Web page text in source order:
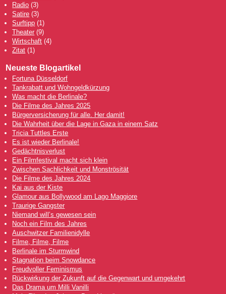
Radio (3)
Satire (3)
Surftipp (1)
Theater (9)
Wirtschaft (4)
Zitat (1)
Neueste Blogartikel
Fortuna Düsseldorf
Tankrabatt und Wohngeldkürzung
Was macht die Berlinale?
Die Filme des Jahres 2025
Bürgerversicherung für alle. Her damit!
Die Wahrheit über die Lage in Gaza in einem Satz
Tricia Tuttles Erste
Es ist wieder Berlinale!
Gedächtnisverlust
Ein Filmfestival macht sich klein
Zwischen Sachlichkeit und Monströsität
Die Filme des Jahres 2024
Kai aus der Kiste
Glamour aus Bollywood am Lago Maggiore
Traurige Gangster
Niemand will’s gewesen sein
Noch ein Film des Jahres
Auschwitzer Familienidylle
Filme, Filme, Filme
Berlinale im Sturmwind
Stagnation beim Snowdance
Freudvoller Feminismus
Rückwirkung der Zukunft auf die Gegenwart und umgekehrt
Das Drama um Milli Vanilli